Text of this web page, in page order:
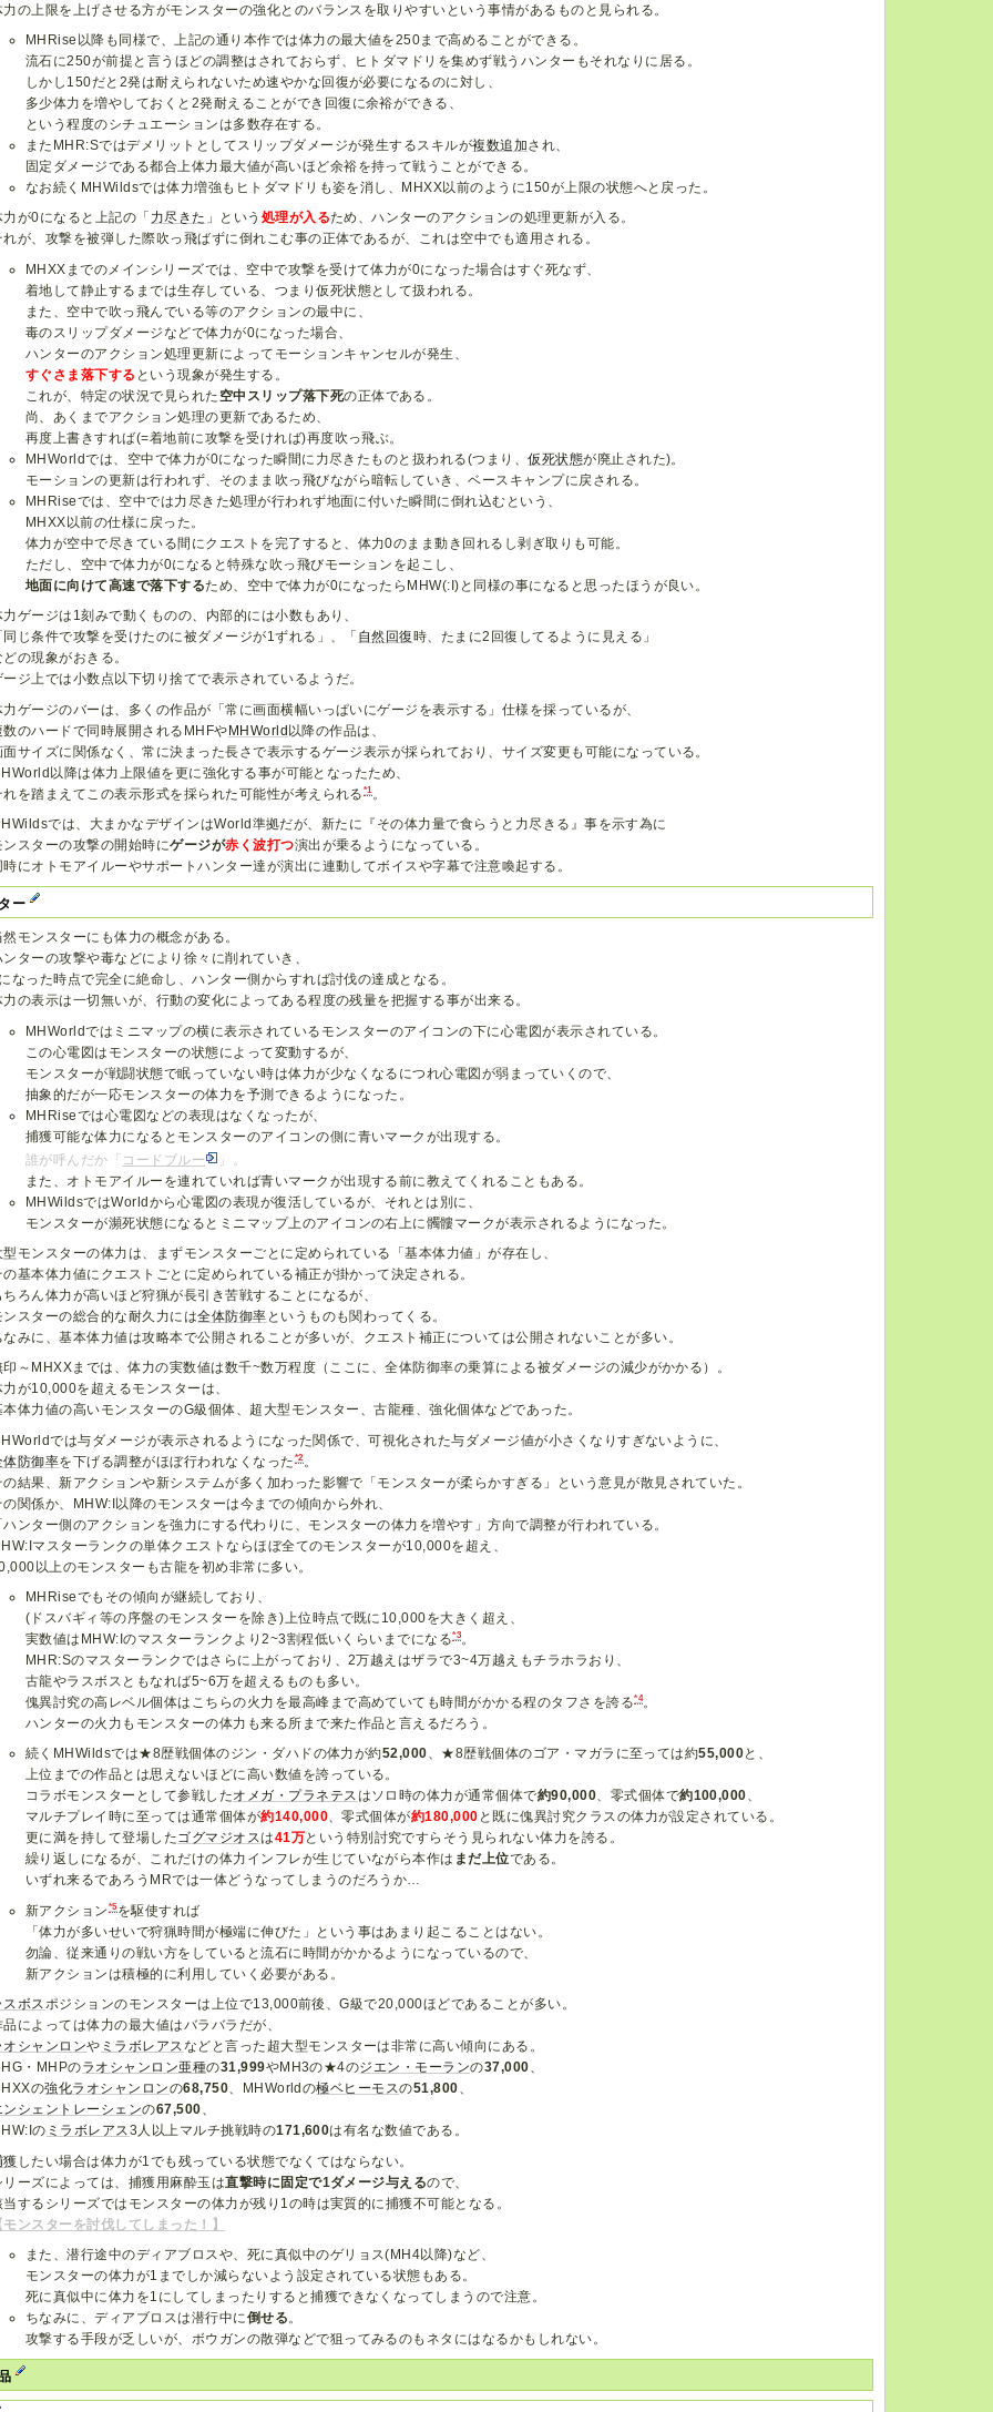
力の上限を上げさせる方がモンスターの強化とのバランスを取りやすいという事情があるものと見られる。
MHRise以降も同様で、上記の通り本作では体力の最大値を250まで高めることができる。
流石に250が前提と言うほどの調整はされておらず、ヒトダマドリを集めず戦うハンターもそれなりに居る。
しかし150だと2発は耐えられないため速やかな回復が必要になるのに対し、
多少体力を増やしておくと2発耐えることができ回復に余裕ができる、
という程度のシチュエーションは多数存在する。
またMHR:Sではデメリットとしてスリップダメージが発生するスキルが複数追加され、
固定ダメージである都合上体力最大値が高いほど余裕を持って戦うことができる。
なお続くMHWildsでは体力増強もヒトダマドリも姿を消し、MHXX以前のように150が上限の状態へと戻った。
力が0になると上記の「 力尽きた 」という 処理が入るため、ハンターのアクションの処理更新が入る。
れが、攻撃を被弾した際吹っ飛ばずに倒れこむ事の正体であるが、これは空中でも適用される。
MHXXまでのメインシリーズでは、空中で攻撃を受けて体力が0になった場合はすぐ死なず、
着地して静止するまでは生存している、つまり仮死状態として扱われる。
また、空中で吹っ飛んでいる等のアクションの最中に、
毒のスリップダメージなどで体力が0になった場合、
ハンターのアクション処理更新によってモーションキャンセルが発生、
すぐさま落下する という現象が発生する。
これが、特定の状況で見られた 空中スリップ落下死の正体である。
尚、あくまでアクション処理の更新であるため、
再度上書きすれば(=着地前に攻撃を受ければ)再度吹っ飛ぶ。
MHWorldでは、空中で体力が0になった瞬間に力尽きたものと扱われる(つまり、仮死状態が廃止された)。
モーションの更新は行われず、そのまま吹っ飛びながら暗転していき、ベースキャンプに戻される。
MHRiseでは、空中では力尽きた処理が行われず地面に付いた瞬間に倒れ込むという、
MHXX以前の仕様に戻った。
体力が空中で尽きている間にクエストを完了すると、体力0のまま動き回れるし剥ぎ取りも可能。
ただし、空中で体力が0になると特殊な吹っ飛びモーションを起こし、
地面に向けて高速で落下するため、空中で体力が0になったらMHW(:I)と同様の事になると思ったほうが良い。
力ゲージは1刻みで動くものの、内部的には小数もあり、
同じ条件で攻撃を受けたのに被ダメージが1ずれる」、「 自然回復時、たまに2回復してるように見える」
どの現象がおきる。
ージ上では小数点以下切り捨てで表示されているようだ。
力ゲージのバーは、多くの作品が「常に画面横幅いっぱいにゲージを表示する」仕様を採っているが、
数のハードで同時展開されるMHFやMHWorld以降の作品は、
面サイズに関係なく、常に決まった長さで表示するゲージ表示が採られており、サイズ変更も可能になっている。
以降は体力上限値を更に強化する事が可能となったため、
れを踏まえてこの表示形式を採られた可能性が考えられる *1 。
では、大まかなデザインはWorld準拠だが、新たに『その体力量で食らうと力尽きる』事を示す為に
ンスターの攻撃の開始時にゲージが赤く波打つ演出が乗るようになっている。
時にオトモアイルーやサポートハンター達が演出に連動してボイスや字幕で注意喚起する。
ー
然モンスターにも体力の概念がある。
ンターの攻撃や毒などにより徐々に削れていき、
なった時点で完全に絶命し、ハンター側からすれば討伐の達成となる。
力の表示は一切無いが、行動の変化によってある程度の残量を把握する事が出来る。
MHWorldではミニマップの横に表示されているモンスターのアイコンの下に心電図が表示されている。
この心電図はモンスターの状態によって変動するが、
モンスターが戦闘状態で眠っていない時は体力が少なくなるにつれ心電図が弱まっていくので、
抽象的だが一応モンスターの体力を予測できるようになった。
MHRiseでは心電図などの表現はなくなったが、
捕獲可能な体力になるとモンスターのアイコンの側に青いマークが出現する。
誰が呼んだか「 コードブルー
」。
また、オトモアイルーを連れていれば青いマークが出現する前に教えてくれることもある。
MHWildsではWorldから心電図の表現が復活しているが、それとは別に、
モンスターが瀕死状態になるとミニマップ上のアイコンの右上に髑髏マークが表示されるようになった。
型モンスターの体力は、まずモンスターごとに定められている「基本体力値」が存在し、
の基本体力値にクエストごとに定められている補正が掛かって決定される。
ちろん体力が高いほど狩猟が長引き苦戦することになるが、
ンスターの総合的な耐久力には全体防御率 というものも関わってくる。
なみに、基本体力値は攻略本で公開されることが多いが、クエスト補正については公開されないことが多い。
印～MHXXまでは、体力の実数値は数千~数万程度（ここに、全体防御率の乗算による被ダメージの減少がかかる）。
力が10,000を超えるモンスターは、
本体力値の高いモンスターのG級個体、超大型モンスター、古龍種、強化個体などであった。
では与ダメージが表示されるようになった関係で、可視化された与ダメージ値が小さくなりすぎないように、
体防御率を下げる調整がほぼ行われなくなった *2。
の結果、新アクションや新システムが多く加わった影響で「モンスターが柔らかすぎる」という意見が散見されていた。
の関係か、MHW:I以降のモンスターは今までの傾向から外れ、
ハンター側のアクションを強力にする代わりに、モンスターの体力を増やす」方向で調整が行われている。
マスターランクの単体クエストならほぼ全てのモンスターが10,000を超え、
以上のモンスターも古龍を初め非常に多い。
MHRiseでもその傾向が継続しており、
(ドスバギィ等の序盤のモンスターを除き)上位時点で既に10,000を大きく超え、
実数値はMHW:Iのマスターランクより2~3割程低いくらいまでになる*3。
MHR:Sのマスターランクではさらに上がっており、2万越えはザラで3~4万越えもチラホラおり、
古龍やラスボスともなれば5~6万を超えるものも多い。
傀異討究の高レベル個体はこちらの火力を最高峰まで高めていても時間がかかる程のタフさを誇る*4。
ハンターの火力もモンスターの体力も来る所まで来た作品と言えるだろう。
続くMHWildsでは★8歴戦個体のジン・ダハドの体力が約52,000、★8歴戦個体のゴア・マガラに至っては約55,000と、
上位までの作品とは思えないほどに高い数値を誇っている。
コラボモンスターとして参戦したオメガ・プラネテスはソロ時の体力が通常個体で約90,000、零式個体で約100,000、
マルチプレイ時に至っては通常個体が約140,000、零式個体が約180,000 と既に傀異討究クラスの体力が設定されている。
更に満を持して登場したゴグマジオスは41万という特別討究ですらそう見られない体力を誇る。
繰り返しになるが、これだけの体力インフレが生じていながら本作は まだ上位である。
いずれ来るであろうMRでは一体どうなってしまうのだろうか…
新アクション *5を駆使すれば
「体力が多いせいで狩猟時間が極端に伸びた」という事はあまり起こることはない。
勿論、従来通りの戦い方をしていると流石に時間がかかるようになっているので、
新アクションは積極的に利用していく必要がある。
スボスポジションのモンスターは上位で13,000前後、G級で20,000ほどであることが多い。
品によっては体力の最大値はバラバラだが、
オシャンロンや ミラボレアスなどと言った超大型モンスターは非常に高い傾向にある。
・MHPのラオシャンロン亜種の31,999やMH3の★4のジエン・モーランの37,000、
の強化ラオシャンロンの68,750、MHWorldの極ベヒーモスの51,800、
ンシェントレーシェンの67,500、
の ミラボレアス3人以上マルチ挑戦時の171,600は有名な数値である。
獲 したい場合は体力が1でも残っている状態でなくてはならない。
リーズによっては、捕獲用麻酔玉は直撃時に固定で1ダメージ与えるので、
当するシリーズではモンスターの体力が残り1の時は実質的に捕獲不可能となる。
モンスターを討伐してしまった！】
また、潜行途中のディアブロスや、死に真似中のゲリョス(MH4以降)など、
モンスターの体力が1までしか減らないよう設定されている状態もある。
死に真似中に体力を1にしてしまったりすると捕獲できなくなってしまうので注意。
ちなみに、ディアブロスは潜行中に倒せる。
攻撃する手段が乏しいが、ボウガンの散弾などで狙ってみるのもネタにはなるかもしれない。